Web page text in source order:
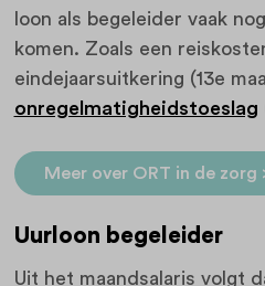
loon als begeleider vaak
komen. Zoals een
eindejaarsuitkering (13e
onregelmatigheidstoeslag
Meer over ORT in de zorg
Uurloon begeleider
Uit het maandsalaris volgt